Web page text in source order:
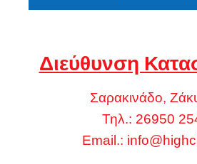
Διεύθυνση
Σαρακινάδο,
Τηλ.: 26950
Email.: